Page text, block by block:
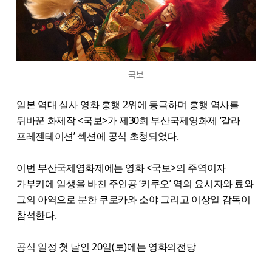
국보
일본 역대 실사 영화 흥행 2위에 등극하며 흥행 역사를
뒤바꾼 화제작 <국보>가 제30회 부산국제영화제 ‘갈라
프레젠테이션’ 섹션에 공식 초청되었다.
이번 부산국제영화제에는 영화 <국보>의 주역이자
가부키에 일생을 바친 주인공 ‘키쿠오’ 역의 요시자와 료와
그의 아역으로 분한 쿠로카와 소야 그리고 이상일 감독이
참석한다.
공식 일정 첫 날인 20일(토)에는 영화의전당